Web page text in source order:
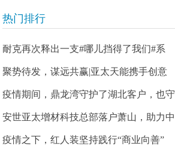
热门排行
耐克再次释出一支#哪儿挡得了我们#系
聚势待发，谋远共赢|亚太天能携手创意
疫情期间，鼎龙湾守护了湖北客户，也守
安世亚太增材科技总部落户萧山，助力中
疫情之下，红人装坚持践行“商业向善”